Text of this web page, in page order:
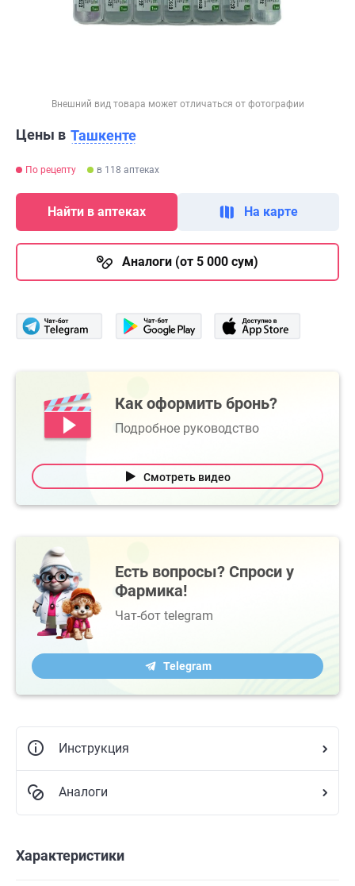
Внешний вид товара может отличаться от фотографии
Цены в Ташкенте
По рецепту в 118 аптеках
Найти в аптеках На карте
Аналоги (от 5 000 сум)
Как оформить бронь?
Подробное руководство
Смотреть видео
Есть вопросы? Спроси у
Фармика!
Чат-бот telegram
Telegram
Инструкция
Аналоги
Характеристики